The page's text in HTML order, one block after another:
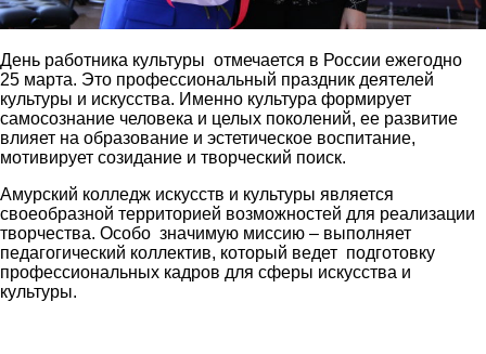
День работника культуры отмечается в России ежегодно
25 марта. Это профессиональный праздник деятелей
культуры и искусства. Именно культура формирует
самосознание человека и целых поколений, ее развитие
влияет на образование и эстетическое воспитание,
мотивирует созидание и творческий поиск.
Амурский колледж искусств и культуры является
своеобразной территорией возможностей для реализации
творчества. Особо значимую миссию – выполняет
педагогический коллектив, который ведет подготовку
профессиональных кадров для сферы искусства и
культуры.